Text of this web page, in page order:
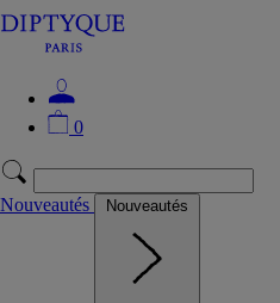
0
Nouveautés Nouveautés